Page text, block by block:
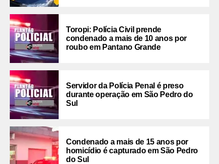
Toropi: Polícia Civil prende
condenado a mais de 10 anos por
roubo em Pantano Grande
Servidor da Polícia Penal é preso
durante operação em São Pedro do
Sul
Condenado a mais de 15 anos por
homicídio é capturado em São Pedro
do Sul